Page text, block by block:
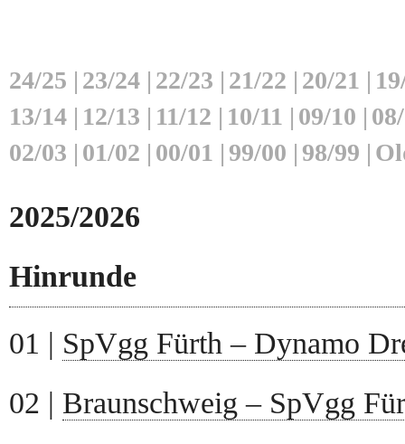
24/25 | 23/24 | 22/23 | 21/22 | 20/21 |
13/14 | 12/13 | 11/12 | 10/11 | 09/10 |
02/03 | 01/02 | 00/01 | 99/00 | 98/99 |
2025/2026
Hinrunde
01 | SpVgg Fürth – Dynamo
02 | Braunschweig – SpVgg